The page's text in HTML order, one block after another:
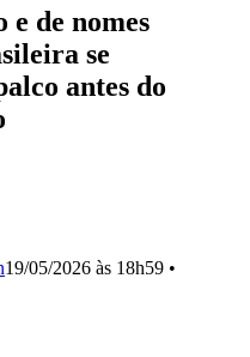
e de nomes
se
antes do
19/05/2026 às 18h59 •